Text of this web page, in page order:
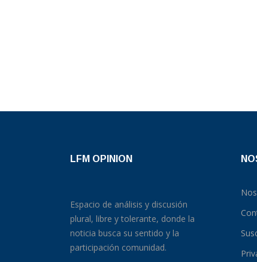
LFM OPINION
Espacio de análisis y discusión
plural, libre y tolerante, donde la
noticia busca su sentido y la
participación comunidad.